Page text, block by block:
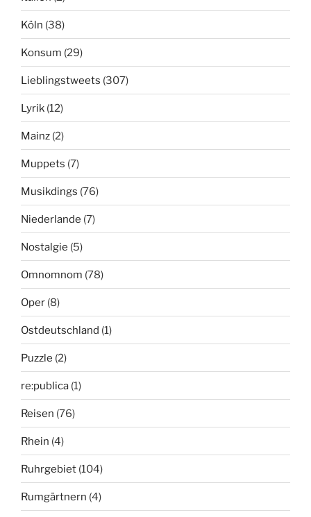
Köln (38)
Konsum (29)
Lieblingstweets (307)
Lyrik (12)
Mainz (2)
Muppets (7)
Musikdings (76)
Niederlande (7)
Nostalgie (5)
Omnomnom (78)
Oper (8)
Ostdeutschland (1)
Puzzle (2)
re:publica (1)
Reisen (76)
Rhein (4)
Ruhrgebiet (104)
Rumgärtnern (4)